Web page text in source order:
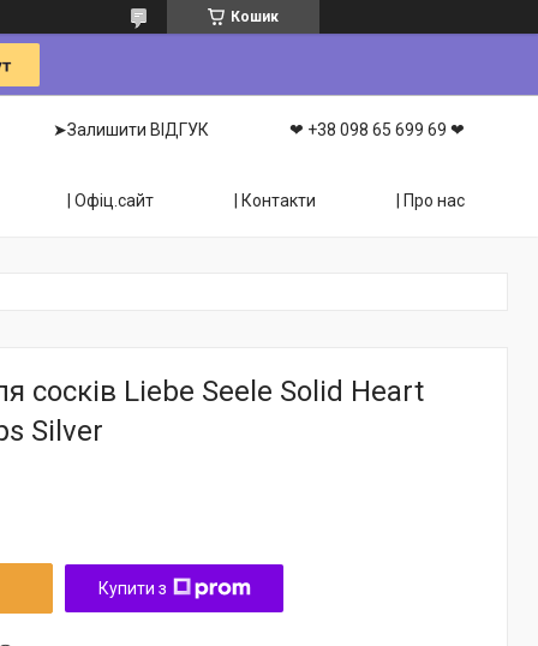
Кошик
➤Залишити ВІДГУК ❤ +38 098 65 699 69 ❤
| Офіц.сайт | Контакти | Про нас
сосків Liebe Seele Solid Heart
Silver
Купити з